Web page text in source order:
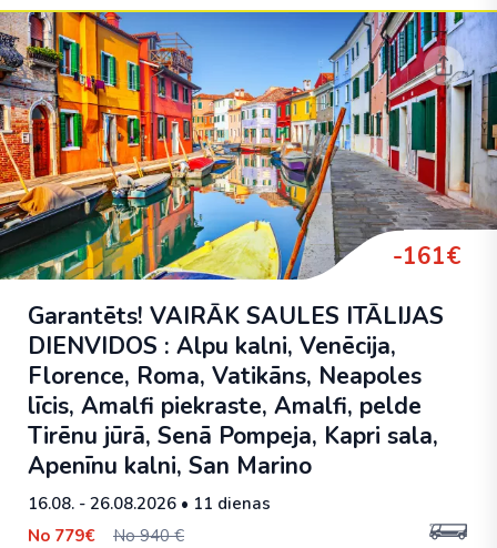
-161€
Garantēts! VAIRĀK SAULES ITĀLIJAS
DIENVIDOS : Alpu kalni, Venēcija,
Florence, Roma, Vatikāns, Neapoles
līcis, Amalfi piekraste, Amalfi, pelde
Tirēnu jūrā, Senā Pompeja, Kapri sala,
Apenīnu kalni, San Marino
16.08. - 26.08.2026 • 11 dienas
No 779€ No 940 €